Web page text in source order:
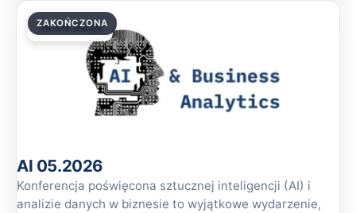
14.05.2026
ZAKOŃCZONA
AI 05.2026
Konferencja poświęcona sztucznej inteligencji (AI) i
analizie danych w biznesie to wyjątkowe wydarzenie,